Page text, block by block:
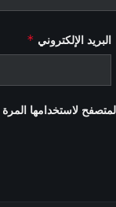
البريد الإلكتروني *
لاستخدامها